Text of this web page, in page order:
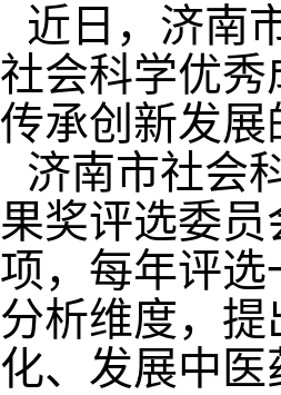
近日，济南
社会科学优
传承创新发
济南市社会
果奖评选委
项，每年评
分析维度，
化、发展中